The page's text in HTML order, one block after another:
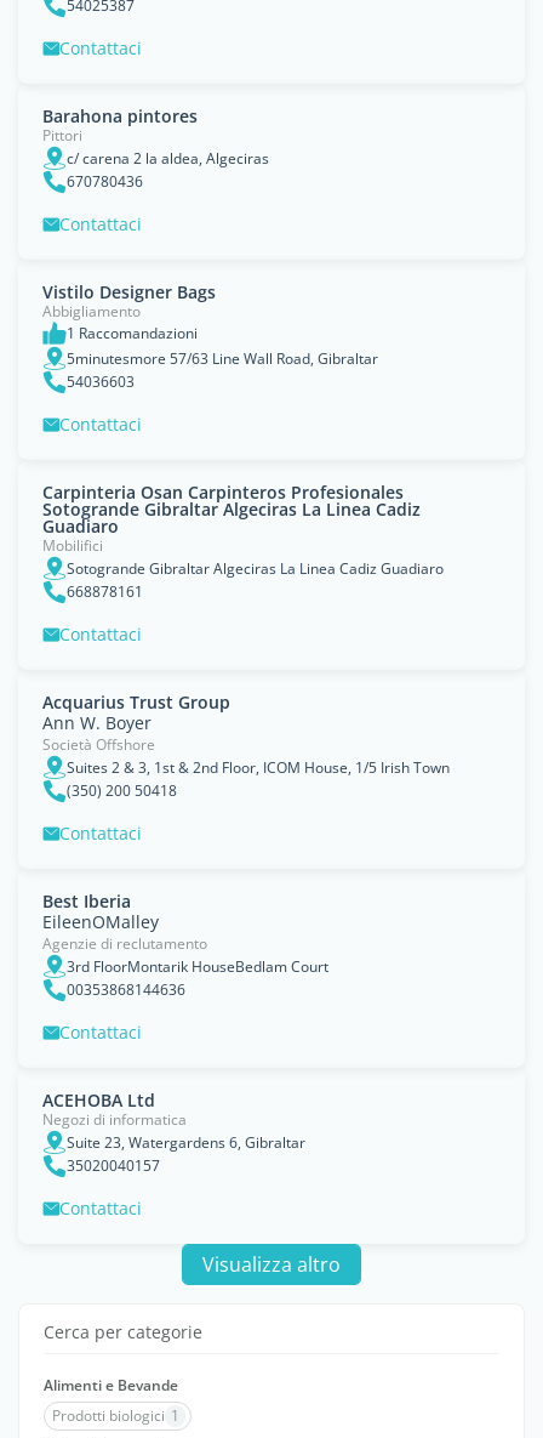
54025387
Contattaci
Barahona pintores
Pittori
c/ carena 2 la aldea, Algeciras
670780436
Contattaci
Vistilo Designer Bags
Abbigliamento
1 Raccomandazioni
5minutesmore 57/63 Line Wall Road, Gibraltar
54036603
Contattaci
Carpinteria Osan Carpinteros Profesionales
Sotogrande Gibraltar Algeciras La Linea Cadiz
Guadiaro
Mobilifici
Sotogrande Gibraltar Algeciras La Linea Cadiz Guadiaro
668878161
Contattaci
Acquarius Trust Group
Ann W. Boyer
Società Offshore
Suites 2 & 3, 1st & 2nd Floor, ICOM House, 1/5 Irish Town
(350) 200 50418
Contattaci
Best Iberia
EileenOMalley
Agenzie di reclutamento
3rd FloorMontarik HouseBedlam Court
00353868144636
Contattaci
ACEHOBA Ltd
Negozi di informatica
Suite 23, Watergardens 6, Gibraltar
35020040157
Contattaci
Visualizza altro
Cerca per categorie
Alimenti e Bevande
Prodotti biologici 1